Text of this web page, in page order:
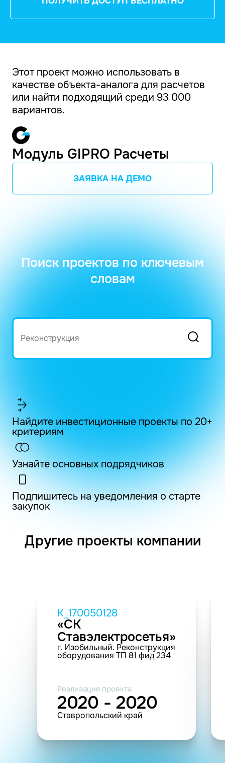
Этот проект можно использовать в
качестве объекта-аналога для расчетов
или найти подходящий среди 93 000
вариантов.
Модуль GIPRO Расчеты
ЗАЯВКА НА ДЕМО
Поиск проектов по ключевым
словам
Найдите инвестиционные проекты по 20+
критериям
Узнайте основных подрядчиков
Подпишитесь на уведомления о старте
закупок
Другие проекты компании
K_170050128
«СК
Ставэлектросетья»
г. Изобильный. Реконструкция
оборудования ТП 81 фид 234
Реализация проекта
2020 - 2020
Ставропольский край